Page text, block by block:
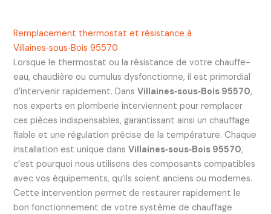
Remplacement thermostat et résistance à
Villaines‑sous‑Bois 95570
Lorsque le thermostat ou la résistance de votre chauffe-
eau, chaudière ou cumulus dysfonctionne, il est primordial
d’intervenir rapidement. Dans Villaines‑sous‑Bois 95570,
nos experts en plomberie interviennent pour remplacer
ces pièces indispensables, garantissant ainsi un chauffage
fiable et une régulation précise de la température. Chaque
installation est unique dans Villaines‑sous‑Bois 95570,
c’est pourquoi nous utilisons des composants compatibles
avec vos équipements, qu’ils soient anciens ou modernes.
Cette intervention permet de restaurer rapidement le
bon fonctionnement de votre système de chauffage